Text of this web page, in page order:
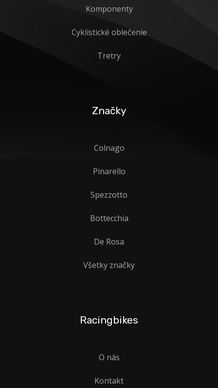
Komponenty
Cyklistické oblečenie
Tretry
Značky
Colnago
Pinarello
Spezzotto
Bottecchia
De Rosa
Všetky značky
Racingbikes
O nás
Kontakt